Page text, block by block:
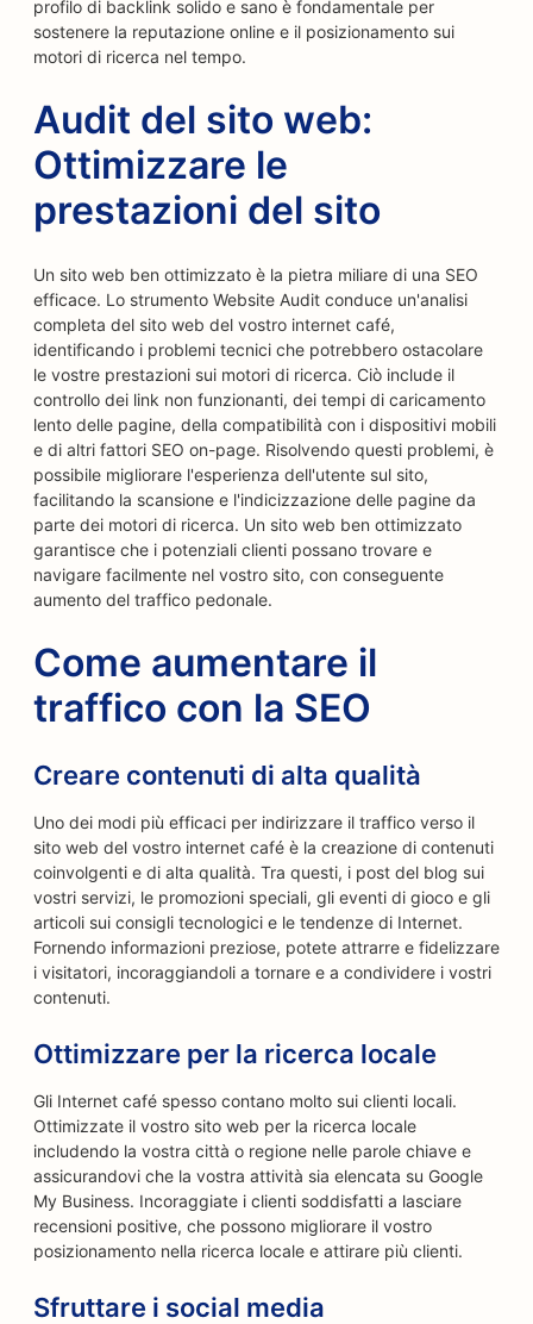
profilo di backlink solido e sano è fondamentale per
sostenere la reputazione online e il posizionamento sui
motori di ricerca nel tempo.
Audit del sito web:
Ottimizzare le
prestazioni del sito
Un sito web ben ottimizzato è la pietra miliare di una SEO
efficace. Lo strumento Website Audit conduce un'analisi
completa del sito web del vostro internet café,
identificando i problemi tecnici che potrebbero ostacolare
le vostre prestazioni sui motori di ricerca. Ciò include il
controllo dei link non funzionanti, dei tempi di caricamento
lento delle pagine, della compatibilità con i dispositivi mobili
e di altri fattori SEO on-page. Risolvendo questi problemi, è
possibile migliorare l'esperienza dell'utente sul sito,
facilitando la scansione e l'indicizzazione delle pagine da
parte dei motori di ricerca. Un sito web ben ottimizzato
garantisce che i potenziali clienti possano trovare e
navigare facilmente nel vostro sito, con conseguente
aumento del traffico pedonale.
Come aumentare il
traffico con la SEO
Creare contenuti di alta qualità
Uno dei modi più efficaci per indirizzare il traffico verso il
sito web del vostro internet café è la creazione di contenuti
coinvolgenti e di alta qualità. Tra questi, i post del blog sui
vostri servizi, le promozioni speciali, gli eventi di gioco e gli
articoli sui consigli tecnologici e le tendenze di Internet.
Fornendo informazioni preziose, potete attrarre e fidelizzare
i visitatori, incoraggiandoli a tornare e a condividere i vostri
contenuti.
Ottimizzare per la ricerca locale
Gli Internet café spesso contano molto sui clienti locali.
Ottimizzate il vostro sito web per la ricerca locale
includendo la vostra città o regione nelle parole chiave e
assicurandovi che la vostra attività sia elencata su Google
My Business. Incoraggiate i clienti soddisfatti a lasciare
recensioni positive, che possono migliorare il vostro
posizionamento nella ricerca locale e attirare più clienti.
Sfruttare i social media